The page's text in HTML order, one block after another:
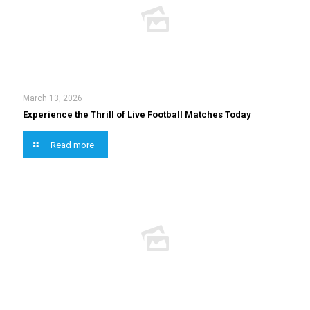
March 13, 2026
Experience the Thrill of Live Football Matches Today
Read more